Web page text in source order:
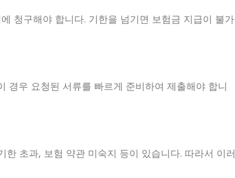
청구해야 합니다. 기한을 넘기면 보험금 지급이 불가
경우 요청된 서류를 빠르게 준비하여 제출해야 합니
초과, 보험 약관 미숙지 등이 있습니다. 따라서 이러